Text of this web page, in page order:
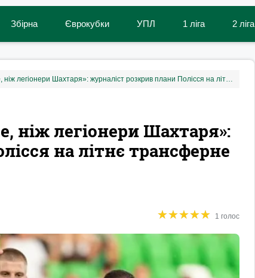
Збірна Єврокубки УПЛ 1 ліга 2 ліга
«Це мають бути гравці краще, ніж легіонери Шахтаря»: журналіст розкрив плани Полісся на літнє трансферне вікно
ніж легіонери Шахтаря»:
на літнє трансферне
★★★★★
★★★★★ 1 голос